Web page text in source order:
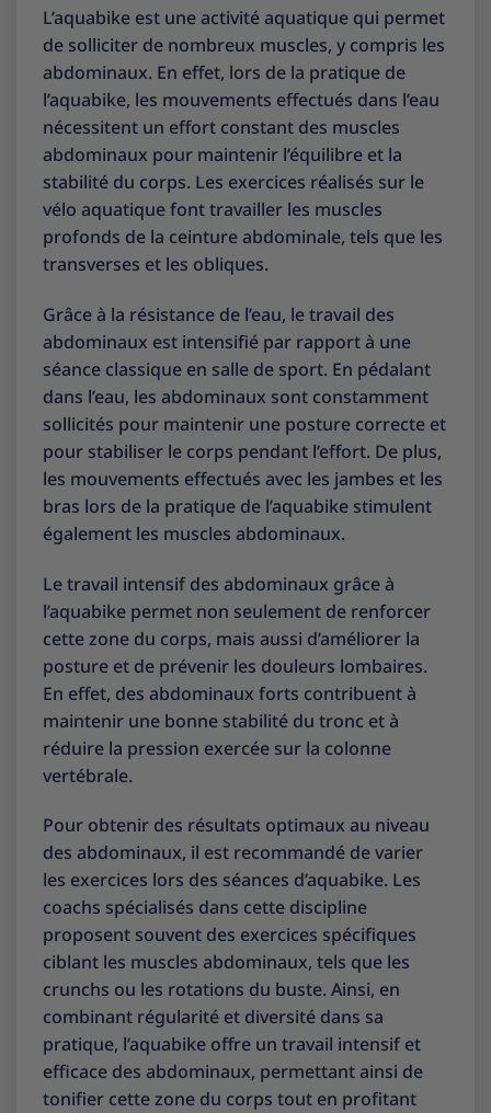
L’aquabike est une activité aquatique qui permet
de solliciter de nombreux muscles, y compris les
abdominaux. En effet, lors de la pratique de
l’aquabike, les mouvements effectués dans l’eau
nécessitent un effort constant des muscles
abdominaux pour maintenir l’équilibre et la
stabilité du corps. Les exercices réalisés sur le
vélo aquatique font travailler les muscles
profonds de la ceinture abdominale, tels que les
transverses et les obliques.
Grâce à la résistance de l’eau, le travail des
abdominaux est intensifié par rapport à une
séance classique en salle de sport. En pédalant
dans l’eau, les abdominaux sont constamment
sollicités pour maintenir une posture correcte et
pour stabiliser le corps pendant l’effort. De plus,
les mouvements effectués avec les jambes et les
bras lors de la pratique de l’aquabike stimulent
également les muscles abdominaux.
Le travail intensif des abdominaux grâce à
l’aquabike permet non seulement de renforcer
cette zone du corps, mais aussi d’améliorer la
posture et de prévenir les douleurs lombaires.
En effet, des abdominaux forts contribuent à
maintenir une bonne stabilité du tronc et à
réduire la pression exercée sur la colonne
vertébrale.
Pour obtenir des résultats optimaux au niveau
des abdominaux, il est recommandé de varier
les exercices lors des séances d’aquabike. Les
coachs spécialisés dans cette discipline
proposent souvent des exercices spécifiques
ciblant les muscles abdominaux, tels que les
crunchs ou les rotations du buste. Ainsi, en
combinant régularité et diversité dans sa
pratique, l’aquabike offre un travail intensif et
efficace des abdominaux, permettant ainsi de
tonifier cette zone du corps tout en profitant